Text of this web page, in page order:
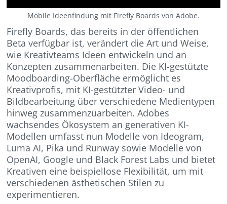
Mobile Ideenfindung mit Firefly Boards von Adobe.
Firefly Boards, das bereits in der öffentlichen
Beta verfügbar ist, verändert die Art und Weise,
wie Kreativteams Ideen entwickeln und an
Konzepten zusammenarbeiten. Die KI-gestützte
Moodboarding-Oberfläche ermöglicht es
Kreativprofis, mit KI-gestützter Video- und
Bildbearbeitung über verschiedene Medientypen
hinweg zusammenzuarbeiten. Adobes
wachsendes Ökosystem an generativen KI-
Modellen umfasst nun Modelle von Ideogram,
Luma AI, Pika und Runway sowie Modelle von
OpenAI, Google und Black Forest Labs und bietet
Kreativen eine beispiellose Flexibilität, um mit
verschiedenen ästhetischen Stilen zu
experimentieren.